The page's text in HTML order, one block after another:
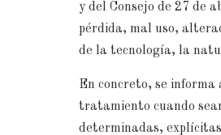
y del Consejo de 27 de
pérdida, mal uso,
de la tecnología, la
En concreto, se informa
tratamiento cuando
determinadas,